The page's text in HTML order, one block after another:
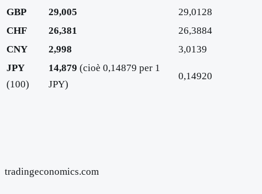
GBP 29,005
29,0128
CHF
26,381
26,3884
CNY
2,998
3,0139
JPY
(100)
14,879 (cioè 0,14879 per 1
JPY)
0,14920
tradingeconomics.com